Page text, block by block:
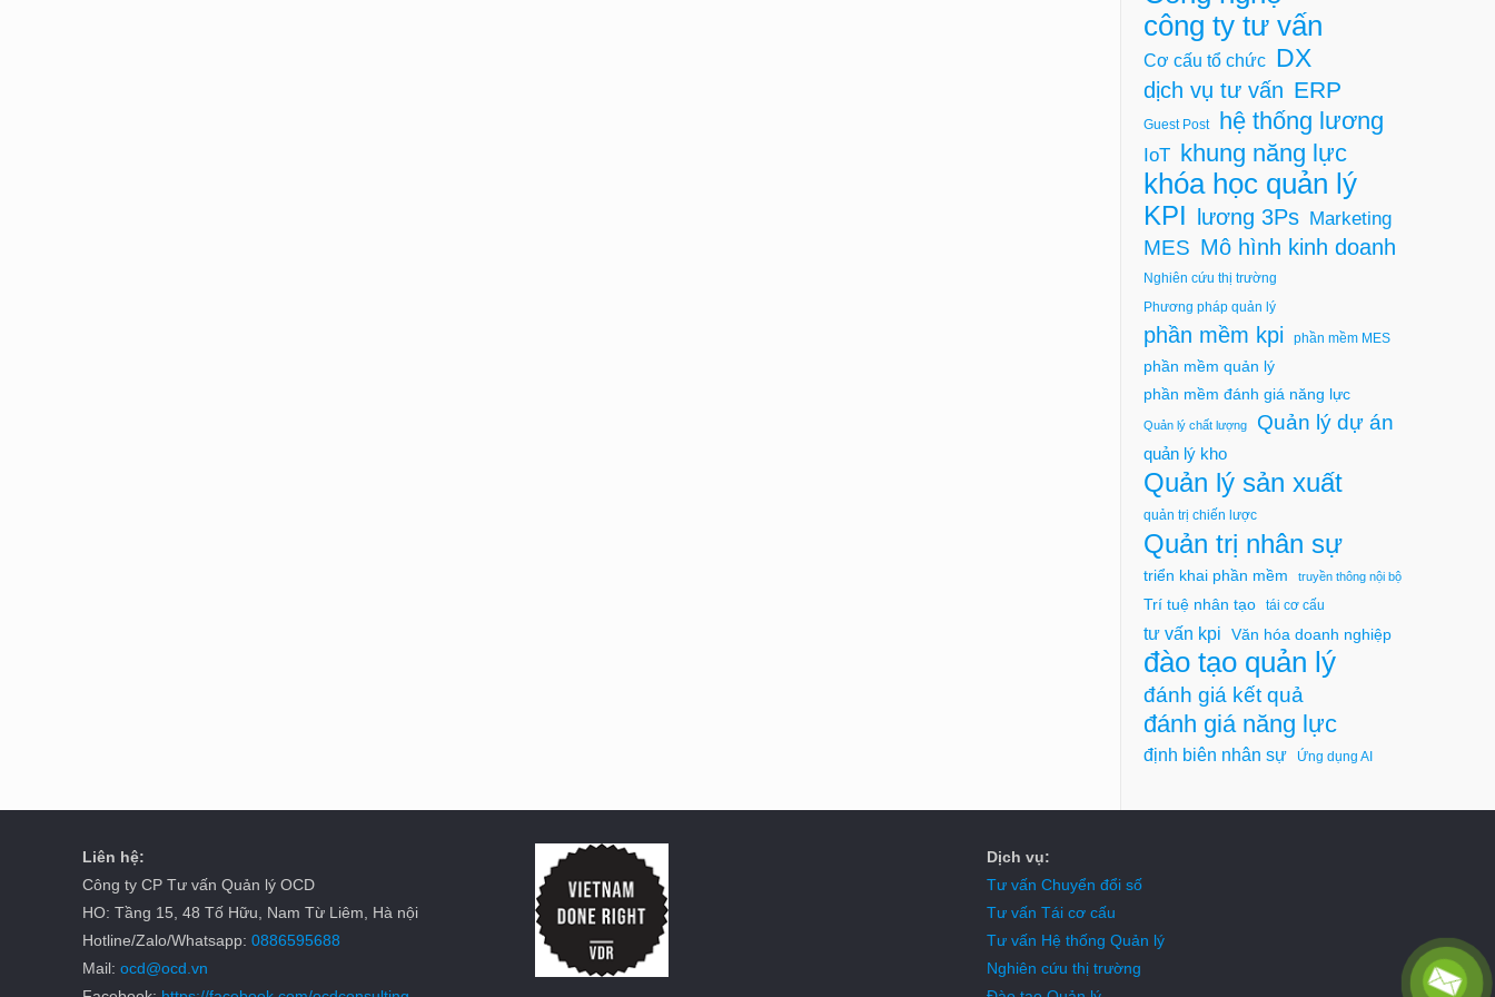
công ty tư vấn
Cơ cấu tổ chức DX
dịch vụ tư vấn ERP
Guest Post hệ thống lương
IoT khung năng lực
khóa học quản lý
KPI lương 3Ps Marketing
MES Mô hình kinh doanh
Nghiên cứu thị trường
Phương pháp quản lý
phần mềm kpi phần mềm MES
phần mềm quản lý
phần mềm đánh giá năng lực
Quản lý chất lượng Quản lý dự án
quản lý kho
Quản lý sản xuất
quản trị chiến lược
Quản trị nhân sự
triển khai phần mềm truyền thông nội bộ
Trí tuệ nhân tạo tái cơ cấu
tư vấn kpi Văn hóa doanh nghiệp
đào tạo quản lý
đánh giá kết quả
đánh giá năng lực
định biên nhân sự Ứng dụng AI
Liên hệ:
Công ty CP Tư vấn Quản lý OCD
HO: Tầng 15, 48 Tố Hữu, Nam Từ Liêm, Hà nội
Hotline/Zalo/Whatsapp:0886595688
Mail:ocd@ocd.vn
Dịch vụ:
Tư vấn Chuyển đổi số
Tư vấn Tái cơ cấu
Tư vấn Hệ thống Quản lý
Nghiên cứu thị trường